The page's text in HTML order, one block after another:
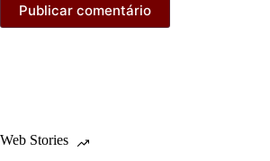
Publicar comentário
Web Stories